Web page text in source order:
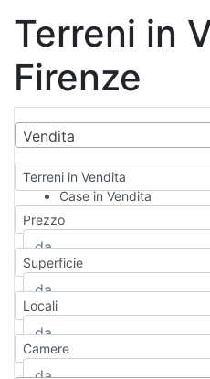
Terreni in
Firenze
Vendita
Terreni in Vendita
Case in Vendita
Qualsiasi
Appartamento
Casa indipendente
Casa Semi-indipendente
Attico/Mansarda
Rustico/Casale
Prezzo
Superficie
Locali
Camere